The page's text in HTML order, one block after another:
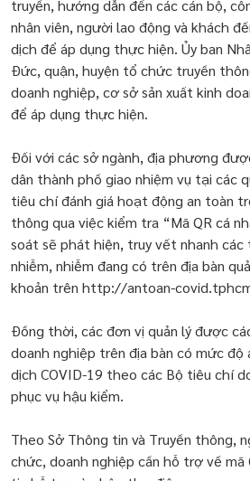
truyền, hướng dẫn đến các cán bộ,
nhân viên, người lao động và khách
dịch để áp dụng thực hiện. Ủy ban
Đức, quận, huyện tổ chức truyền
doanh nghiệp, cơ sở sản xuất kinh
để áp dụng thực hiện.
Đối với các sở ngành, địa phương
dân thành phố giao nhiệm vụ tại các
tiêu chí đánh giá hoạt động an toàn
thông qua việc kiểm tra “Mã QR cá
soát sẽ phát hiện, truy vết nhanh
nhiễm, nhiễm đang có trên địa bàn
khoản trên http://antoan-
Đồng thời, các đơn vị quản lý được
doanh nghiệp trên địa bàn có mức độ
dịch COVID-19 theo các Bộ tiêu chí
phục vụ hậu kiểm.
Theo Sở Thông tin và Truyền thông,
chức, doanh nghiệp cần hỗ trợ về